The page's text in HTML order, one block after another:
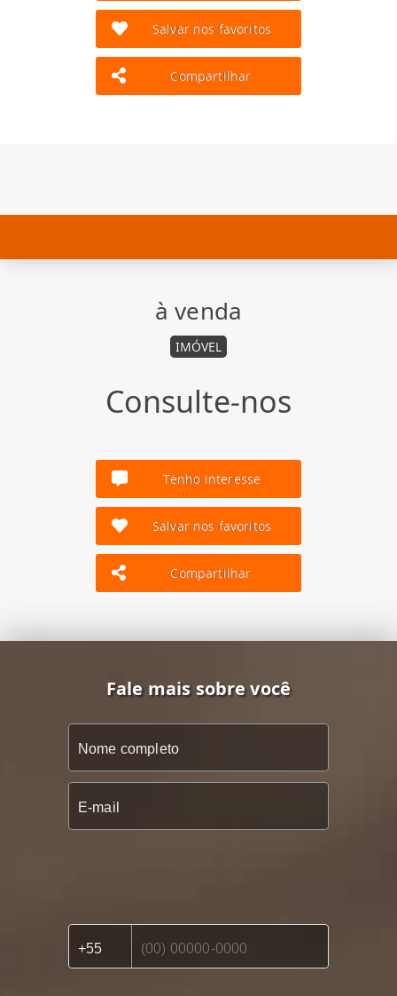
Salvar nos favoritos
Compartilhar
à venda
IMÓVEL
Consulte-nos
Tenho interesse
Salvar nos favoritos
Compartilhar
Fale mais sobre você